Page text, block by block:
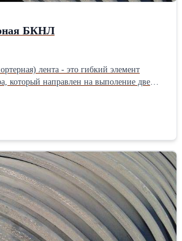
БКНЛ
лента - это гибкий элемент
который направлен на выполение две
Конвейерная лента
ленту на тканевой или
горизонтальном, вертикальном и
Собственное
назначению: Общего назначения